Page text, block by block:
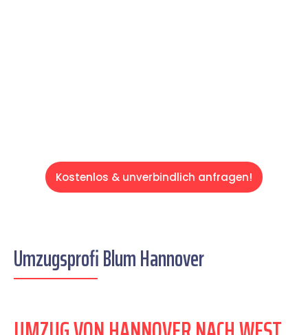
Kostenlos & unverbindlich anfragen!
Umzugsprofi Blum Hannover